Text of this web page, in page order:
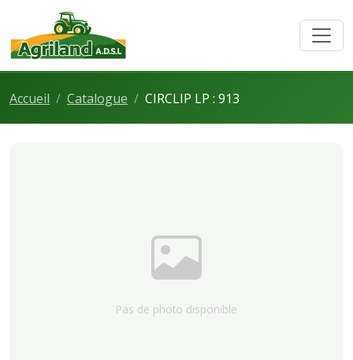
Accueil Catalogue CIRCLIP LP : 913
Pas de photo disponible